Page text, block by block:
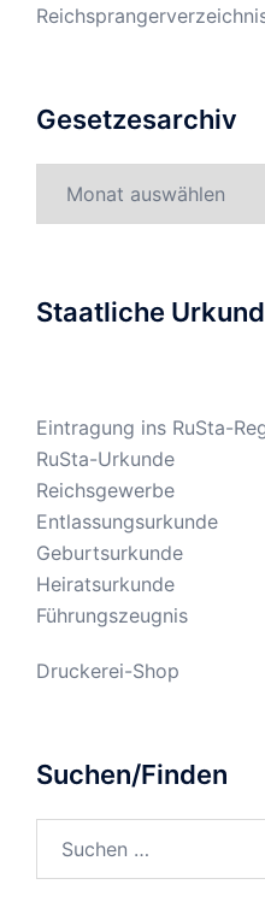
Gesetzesarchiv
Staatliche
Eintragung ins RuSta-
RuSta-Urkunde
Reichsgewerbe
Entlassungsurkunde
Geburtsurkunde
Heiratsurkunde
Führungszeugnis
Druckerei-Shop
Suchen/Finden
nach: